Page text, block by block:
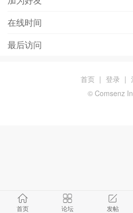
在线时间
最后访问
首页 论坛 发帖
首页 | 登录 |
© Comsenz